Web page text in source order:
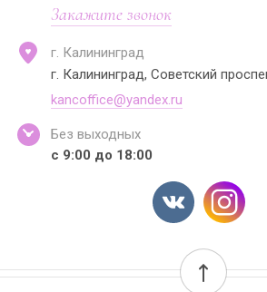
Закажите звонок
г. Калининград
г. Калининград, Советский
kancoffice@yandex.ru
Без выходных
с 9:00 до 18:00